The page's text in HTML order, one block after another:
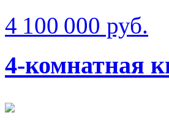
4 100 000 руб.
4-комнатная